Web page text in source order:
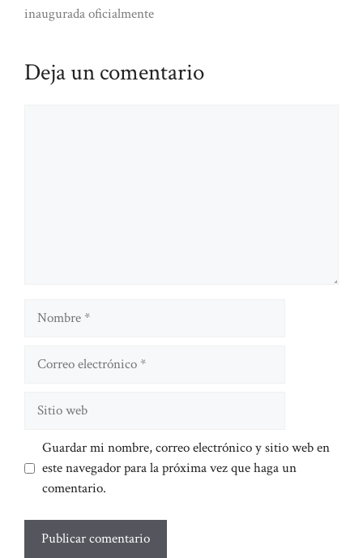
inaugurada oficialmente
Deja un comentario
Nombre
Guardar mi nombre, correo electrónico y sitio web en
este navegador para la próxima vez que haga un
comentario.